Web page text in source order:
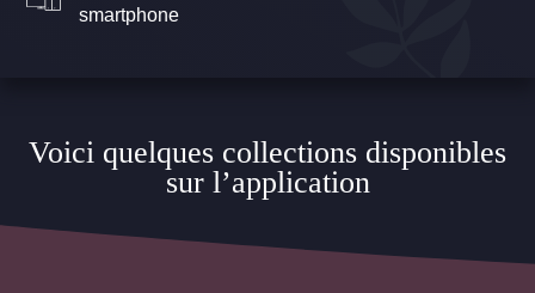
smartphone
Voici quelques collections disponibles
sur l’application